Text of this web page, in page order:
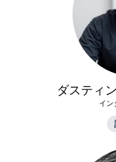
ダスティ
イン